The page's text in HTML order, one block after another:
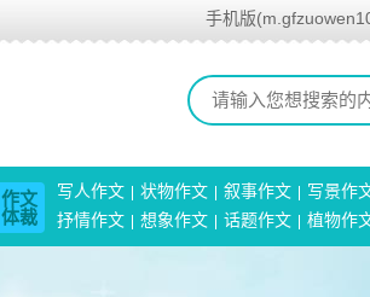
手机版
作文
体裁
写人作文 状物作文 叙事作文 写景作
抒情作文
想象作文 话题作文 植物作